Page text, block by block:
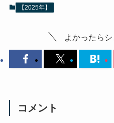
【2025年】
よかったら
コメント